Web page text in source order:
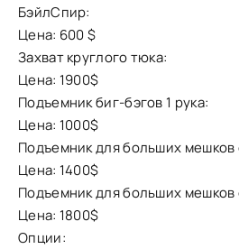
БэйлСпир:
Цена: 600 $
Захват круглого тюка:
Цена: 1900$
Подъемник биг-бэгов 1 рука:
Цена: 1000$
Подъемник для больших мешков
Цена: 1400$
Подъемник для больших мешков
Цена: 1800$
Опции: